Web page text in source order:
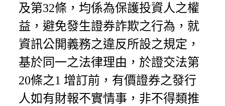
及第32條，均係為保護投資人之權
益，避免發生證券詐欺之行為，就
資訊公開義務之違反所設之規定，
基於同一之法律理由，於證交法第
20條之1 增訂前，有價證券之發行
人如有財報不實情事，非不得類推